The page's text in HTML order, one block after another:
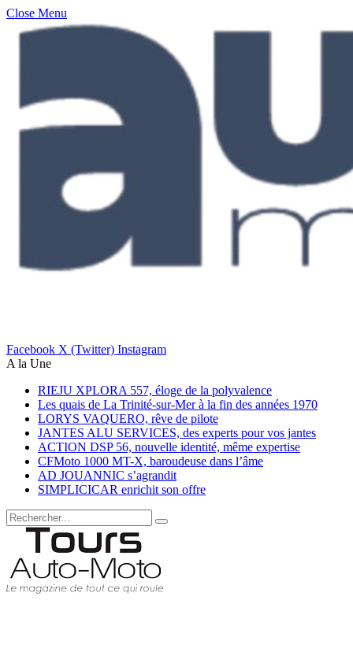
Close Menu
Facebook X (Twitter) Instagram
A la Une
RIEJU XPLORA 557, éloge de la polyvalence
Les quais de La Trinité-sur-Mer à la fin des années 1970
LORYS VAQUERO, rêve de pilote
JANTES ALU SERVICES, des experts pour vos jantes
ACTION DSP 56, nouvelle identité, même expertise
CFMoto 1000 MT-X, baroudeuse dans l’âme
AD JOUANNIC s’agrandit
SIMPLICICAR enrichit son offre